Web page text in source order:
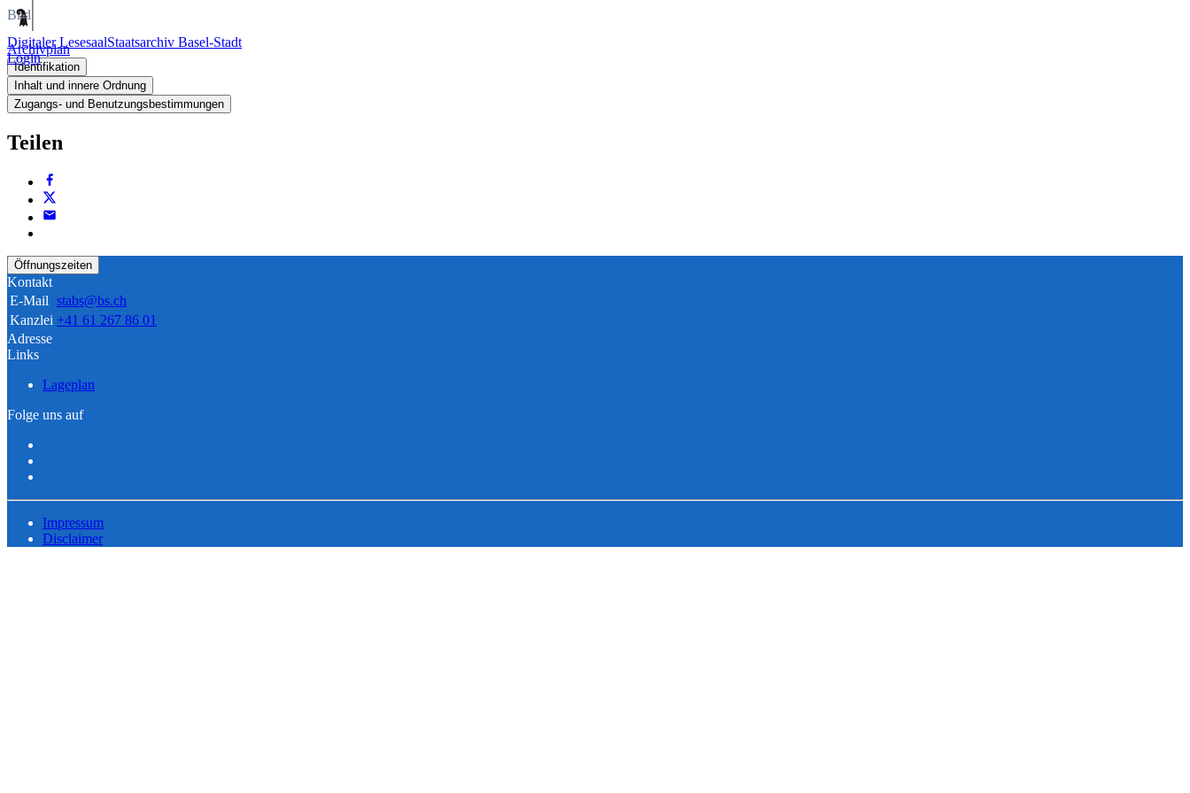
Digitaler LesesaalStaatsarchiv Basel-Stadt
Login
Bild
Archivplan
Identifikation
Inhalt und innere Ordnung
Zugangs- und Benutzungsbestimmungen
Teilen
Öffnungszeiten
Kontakt
E-Mail stabs@bs.ch
Kanzlei +41 61 267 86 01
Adresse
Links
Lageplan
Folge uns auf
Impressum
Disclaimer